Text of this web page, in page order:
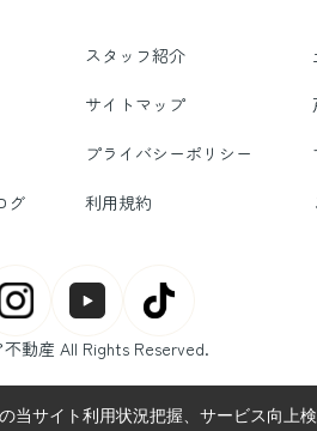
スタッフ紹介
サイトマップ
プライバシーポリシー
グ 利用規約
動産 All Rights Reserved.
当サイト利用状況把握、サービス向上